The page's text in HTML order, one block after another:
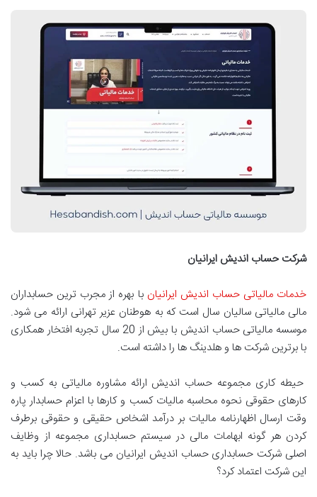
شرکت حساب اندیش ایرانیان
خدمات مالیاتی حساب اندیش ایرانیان با بهره از مجرب ترین حسابداران
مالی مالیاتی سالیان سال است که به هوطنان عزیر تهرانی ارائه می شود.
موسسه مالیاتی حساب اندیش با بیش از 20 سال تجربه افتخار همکاری
با برترین شرکت ها و هلدینگ ها را داشته است.
حیطه کاری مجموعه حساب اندیش ارائه مشاوره مالیاتی به کسب و
کارهای حقوقی نحوه محاسبه مالیات کسب و کارها با اعزام حسابدار پاره
وقت ارسال اظهارنامه مالیات بر درآمد اشخاص حقیقی و حقوقی برطرف
کردن هر گونه ابهامات مالی در سیستم حسابداری مجموعه از وظایف
اصلی شرکت حسابداری حساب اندیش ایرانیان می باشد. حالا چرا باید به
این شرکت اعتماد کرد؟